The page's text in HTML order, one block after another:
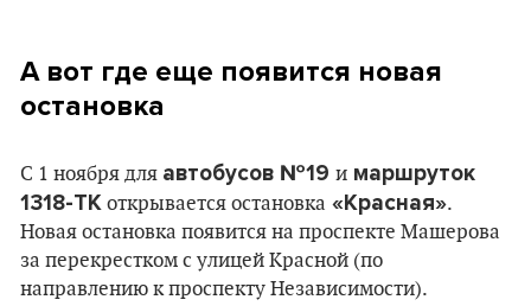
А вот где еще появится новая
остановка
С 1 ноября для автобусов №19 и маршруток
1318-ТК открывается остановка «Красная».
Новая остановка появится на проспекте Машерова
за перекрестком с улицей Красной (по
направлению к проспекту Независимости).